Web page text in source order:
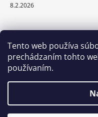
Tento web používa
prechádzaním tohto
používaním.
8.2.2026
Prijímame online